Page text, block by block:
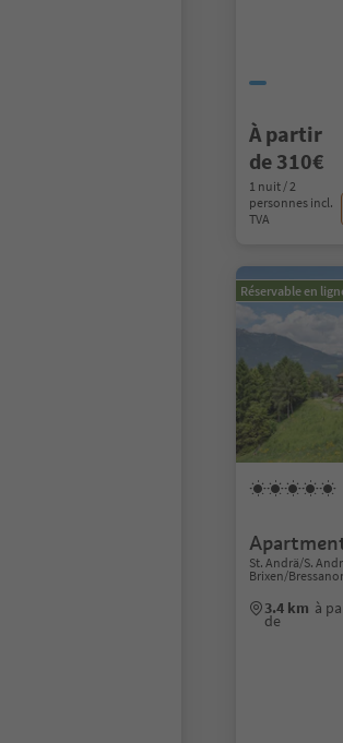
À partir
de 310€
1 nuit / 2
personnes incl.
TVA
Réservable en
St. Andrä/S.
Brixen/
3.4 km à
de